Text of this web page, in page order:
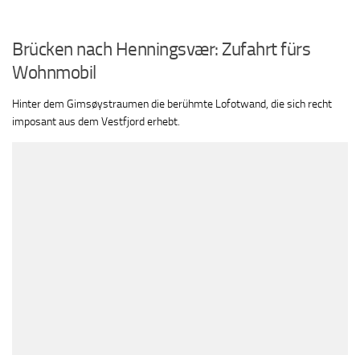
Brücken nach Henningsvær: Zufahrt fürs
Wohnmobil
Hinter dem Gimsøystraumen die berühmte Lofotwand, die sich recht
imposant aus dem Vestfjord erhebt.